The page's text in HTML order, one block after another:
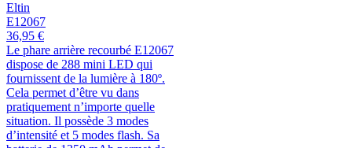
Eltin
E12067
36,95 €
Le phare arrière recourbé E12067
dispose de 288 mini LED qui
fournissent de la lumière à 180º.
Cela permet d’être vu dans
pratiquement n’importe quelle
situation. Il possède 3 modes
d’intensité et 5 modes flash. Sa